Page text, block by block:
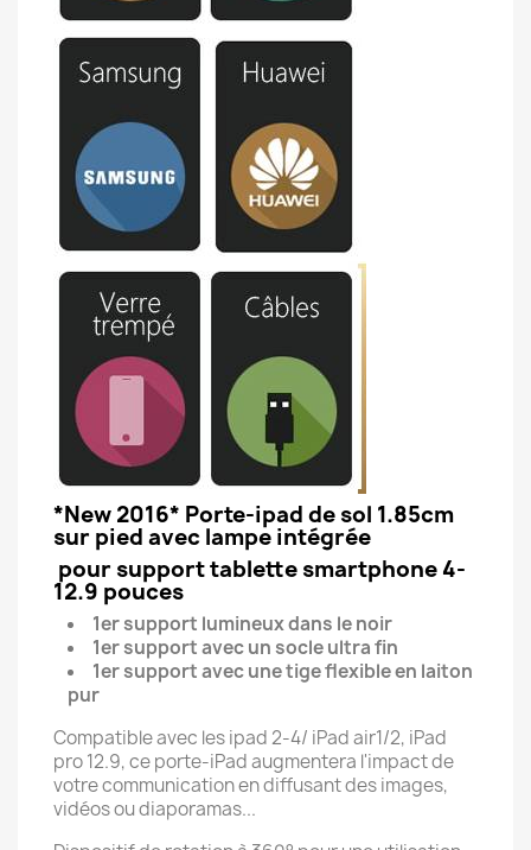
*New 2016* Porte-ipad de sol 1.85cm
sur pied avec lampe intégrée
pour support tablette smartphone 4-
12.9 pouces
1er support lumineux dans le noir
1er support avec un socle ultra fin
1er support avec une tige flexible en laiton
pur
Compatible avec les ipad 2-4/ iPad air1/2, iPad
pro 12.9, ce porte-iPad augmentera l'impact de
votre communication en diffusant des images,
vidéos ou diaporamas...